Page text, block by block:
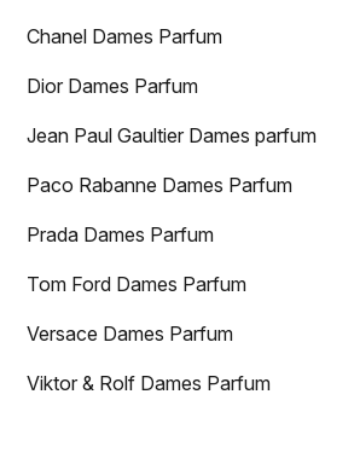
Chanel Dames Parfum
Dior Dames Parfum
Jean Paul Gaultier Dames parfum
Paco Rabanne Dames Parfum
Prada Dames Parfum
Tom Ford Dames Parfum
Versace Dames Parfum
Viktor & Rolf Dames Parfum